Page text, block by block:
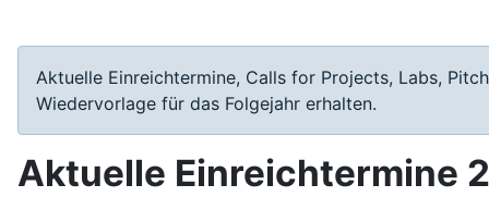
Aktuelle Einreichtermine, Calls for Projects, Labs,
Wiedervorlage für das Folgejahr erhalten.
Aktuelle Einreichtermine